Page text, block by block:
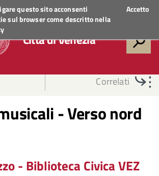
questo sito acconsenti
sul browser come descritto nella
Accetto
AI SERVIZI
Città di Venezia
Correlati
- Verso nord
- Biblioteca Civica VEZ